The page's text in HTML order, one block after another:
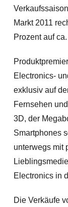
Markt 2011
Prozent auf
Electronics-
exklusiv auf
Fernsehen
3D, der
Smartphones
unterwegs mit
Electronics in
Die Verkäufe